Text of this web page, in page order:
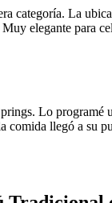
categoría. La
elegante para
Lo
llegó a su